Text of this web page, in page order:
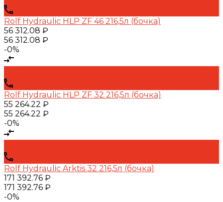
Rolf Hydraulic HLP ZF 46 216,5л (бочка)
56 312.08 ₽
56 312.08 ₽
-0%
Rolf Hydraulic HLP ZF 32 216,5л (бочка)
55 264.22 ₽
55 264.22 ₽
-0%
Rolf Hydraulic Arktis 32 216,5л (бочка)
171 392.76 ₽
171 392.76 ₽
-0%